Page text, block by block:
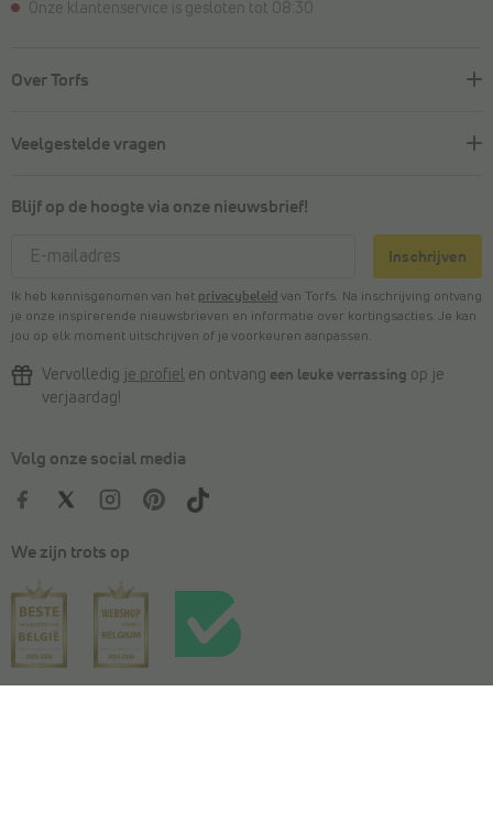
Onze klantenservice is gesloten tot 08:30
Over Torfs
Veelgestelde vragen
Blijf op de hoogte via onze nieuwsbrief!
Inschrijven
Ik heb kennisgenomen van het privacybeleid van Torfs. Na inschrijving ontvang
je onze inspirerende nieuwsbrieven en informatie over kortingsacties. Je kan
jou op elk moment uitschrijven of je voorkeuren aanpassen.
Vervolledig je profiel en ontvang een leuke verrassing op je
verjaardag!
Volg onze social media
We zijn trots op